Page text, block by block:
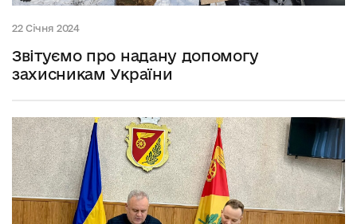
22 Січня 2024
Звітуємо про надану допомогу
захисникам України